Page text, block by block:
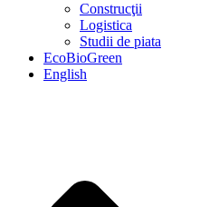
Construcţii
Logistica
Studii de piata
EcoBioGreen
English